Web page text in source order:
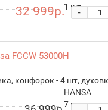
1 шт.
32 999р. -
FCCW 53000H
конфорок - 4 шт,
HANSA
7шт.